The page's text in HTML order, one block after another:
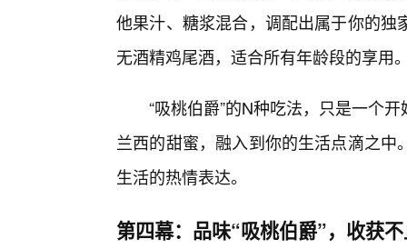
他果汁、糖浆混合，调配出属于你的
无酒精鸡尾酒，适合所有年龄段的享用
“吸桃伯爵”的N种吃法，只是一个
兰西的甜蜜，融入到你的生活点滴之
生活的热情表达。
第四幕：品味“吸桃伯爵”，收获